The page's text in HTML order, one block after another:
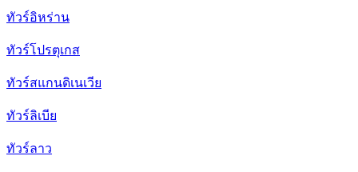
ทัวร์อิหร่าน
ทัวร์โปรตุเกส
ทัวร์สแกนดิเนเวีย
ทัวร์ลิเบีย
ทัวร์ลาว